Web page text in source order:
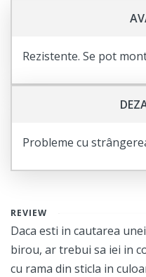
Rezistente. Se pot
Probleme cu
REVIEW
Daca esti in cautarea
birou, ar trebui sa iei in
cu rama din sticla in